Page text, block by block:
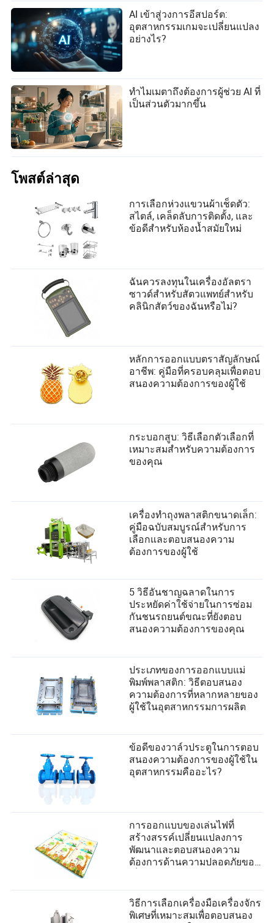
AI เข้าสู่วงการอีสปอร์ต:
อุตสาหกรรมเกมจะเปลี่ยนแปลง
อย่างไร?
ทำไมเมตาถึงต้องการผู้ช่วย AI ที่
เป็นส่วนตัวมากขึ้น
โพสต์ล่าสุด
การเลือกห่วงแขวนผ้าเช็ดตัว:
สไตล์, เคล็ดลับการติดตั้ง, และ
ข้อดีสำหรับห้องน้ำสมัยใหม่
ฉันควรลงทุนในเครื่องอัลตรา
ซาวด์สำหรับสัตวแพทย์สำหรับ
คลินิกสัตว์ของฉันหรือไม่?
หลักการออกแบบตราสัญลักษณ์
อาชีพ: คู่มือที่ครอบคลุมเพื่อตอบ
สนองความต้องการของผู้ใช้
กระบอกสูบ: วิธีเลือกตัวเลือกที่
เหมาะสมสำหรับความต้องการ
ของคุณ
เครื่องทำถุงพลาสติกขนาดเล็ก:
คู่มือฉบับสมบูรณ์สำหรับการ
เลือกและตอบสนองความ
ต้องการของผู้ใช้
5 วิธีอันชาญฉลาดในการ
ประหยัดค่าใช้จ่ายในการซ่อม
กันชนรถยนต์ขณะที่ยังตอบ
สนองความต้องการของคุณ
ประเภทของการออกแบบแม่
พิมพ์พลาสติก: วิธีตอบสนอง
ความต้องการที่หลากหลายของ
ผู้ใช้ในอุตสาหกรรมการผลิต
ข้อดีของวาล์วประตูในการตอบ
สนองความต้องการของผู้ใช้ใน
อุตสาหกรรมคืออะไร?
การออกแบบของเล่นไฟที่
สร้างสรรค์เปลี่ยนแปลงการ
พัฒนาและตอบสนองความ
ต้องการด้านความปลอดภัยของ
วิธีการเลือกเครื่องมือเครื่องจักร
พิเศษที่เหมาะสมเพื่อตอบสนอง